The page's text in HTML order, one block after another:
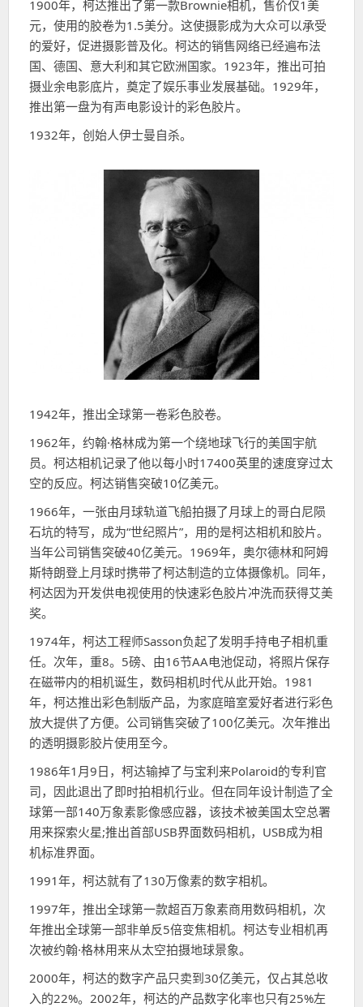
1900年，柯达推出了第一款Brownie相机，售价仅1美
元，使用的胶卷为1.5美分。这使摄影成为大众可以承受
的爱好，促进摄影普及化。柯达的销售网络已经遍布法
国、德国、意大利和其它欧洲国家。1923年，推出可拍
摄业余电影底片，奠定了娱乐事业发展基础。1929年，
推出第一盘为有声电影设计的彩色胶片。
1932年，创始人伊士曼自杀。
1942年，推出全球第一卷彩色胶卷。
1962年，约翰·格林成为第一个绕地球飞行的美国宇航
员。柯达相机记录了他以每小时17400英里的速度穿过太
空的反应。柯达销售突破10亿美元。
1966年，一张由月球轨道飞船拍摄了月球上的哥白尼陨
石坑的特写，成为“世纪照片”，用的是柯达相机和胶片。
当年公司销售突破40亿美元。1969年，奥尔德林和阿姆
斯特朗登上月球时携带了柯达制造的立体摄像机。同年，
柯达因为开发供电视使用的快速彩色胶片冲洗而获得艾美
奖。
1974年，柯达工程师Sasson负起了发明手持电子相机重
任。次年，重8。5磅、由16节AA电池促动，将照片保存
在磁带内的相机诞生，数码相机时代从此开始。1981
年，柯达推出彩色制版产品，为家庭暗室爱好者进行彩色
放大提供了方便。公司销售突破了100亿美元。次年推出
的透明摄影胶片使用至今。
1986年1月9日，柯达输掉了与宝利来Polaroid的专利官
司，因此退出了即时拍相机行业。但在同年设计制造了全
球第一部140万象素影像感应器，该技术被美国太空总署
用来探索火星;推出首部USB界面数码相机，USB成为相
机标准界面。
1991年，柯达就有了130万像素的数字相机。
1997年，推出全球第一款超百万象素商用数码相机，次
年推出全球第一部非单反5倍变焦相机。柯达专业相机再
次被约翰·格林用来从太空拍摄地球景象。
2000年，柯达的数字产品只卖到30亿美元，仅占其总收
入的22%。2002年，柯达的产品数字化率也只有25%左